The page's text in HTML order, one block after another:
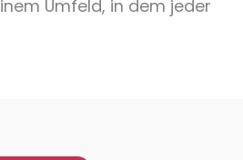
Umfeld, in dem jeder